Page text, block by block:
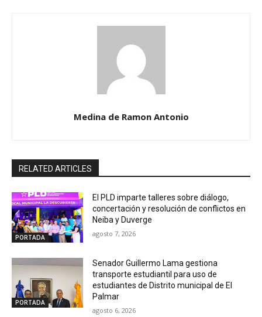
Medina de Ramon Antonio
RELATED ARTICLES
PORTADA
El PLD imparte talleres sobre diálogo,
concertación y resolución de conflictos en
Neiba y Duverge
agosto 7, 2026
PORTADA
Senador Guillermo Lama gestiona
transporte estudiantil para uso de
estudiantes de Distrito municipal de El
Palmar
agosto 6, 2026